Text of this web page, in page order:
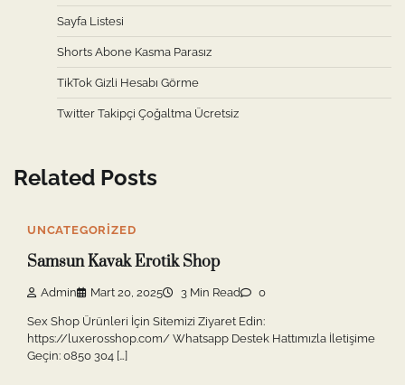
Sayfa Listesi
Shorts Abone Kasma Parasız
TikTok Gizli Hesabı Görme
Twitter Takipçi Çoğaltma Ücretsiz
Related Posts
UNCATEGORIZED
Samsun Kavak Erotik Shop
Admin Mart 20, 2025 3 Min Read 0
Sex Shop Ürünleri İçin Sitemizi Ziyaret Edin:
https://luxerosshop.com/ Whatsapp Destek Hattımızla İletişime
Geçin: 0850 304 […]